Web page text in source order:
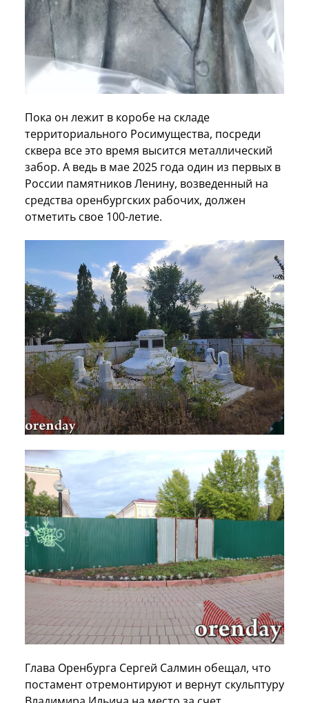
Пока он лежит в коробе на складе
территориального Росимущества, посреди
сквера все это время высится металлический
забор. А ведь в мае 2025 года один из первых в
России памятников Ленину, возведенный на
средства оренбургских рабочих, должен
отметить свое 100-летие.
Глава Оренбурга Сергей Салмин обещал, что
постамент отремонтируют и вернут скульптуру